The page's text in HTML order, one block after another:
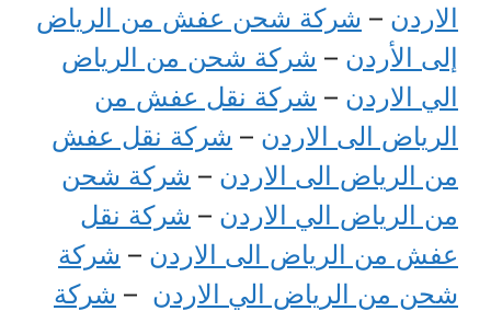
الاردن – شركة شحن عفش من الرياض
إلى الأردن – شركة شحن من الرياض
الي الاردن – شركة نقل عفش من
الرياض الى الاردن – شركة نقل عفش
من الرياض الى الاردن – شركة شحن
من الرياض الي الاردن – شركة نقل
عفش من الرياض الى الاردن – شركة
شحن من الرياض الي الاردن – شركة